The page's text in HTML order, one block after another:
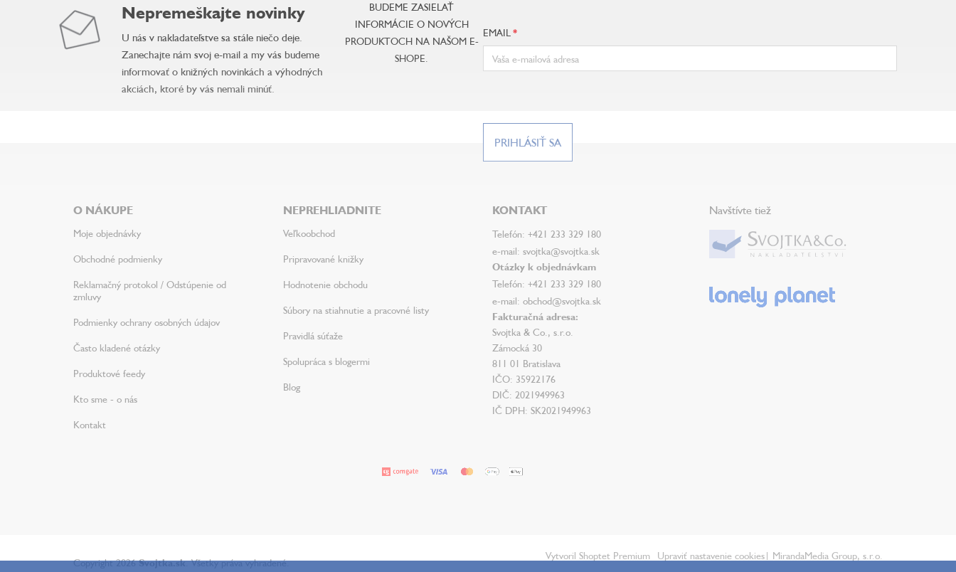
Nepremeškajte novinky
U nás v nakladateľstve sa stále niečo deje.
Zanechajte nám svoj e-mail a my vás budeme
informovať o knižných novinkách a výhodných
akciách, ktoré by vás nemali minúť.
BUDEME ZASIELAŤ
INFORMÁCIE O NOVÝCH
PRODUKTOCH NA NAŠOM E-
SHOPE.
EMAIL
PRIHLÁSIŤ SA
O NÁKUPE
Moje objednávky
Obchodné podmienky
Reklamačný protokol / Odstúpenie od
zmluvy
Podmienky ochrany osobných údajov
Často kladené otázky
Produktové feedy
Kto sme - o nás
Kontakt
NEPREHLIADNITE
Veľkoobchod
Pripravované knižky
Hodnotenie obchodu
Súbory na stiahnutie a pracovné listy
Pravidlá súťaže
Spolupráca s blogermi
Blog
KONTAKT
Telefón: +421 233 329 180
e-mail: svojtka@svojtka.sk
Otázky k objednávkam
Telefón: +421 233 329 180
e-mail: obchod@svojtka.sk
Fakturačná adresa:
Svojtka & Co., s.r.o.
Zámocká 30
811 01 Bratislava
IČO: 35922176
DIČ: 2021949963
IČ DPH: SK2021949963
Navštívte tiež
Copyright 2026Svojtka.sk. Všetky práva vyhradené.
Vytvoril Shoptet Premium Upraviť nastavenie cookies| MirandaMedia Group, s.r.o.